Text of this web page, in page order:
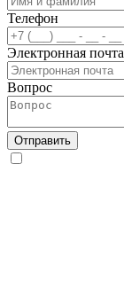
Телефон
Электронная почта
Вопрос
Отправить